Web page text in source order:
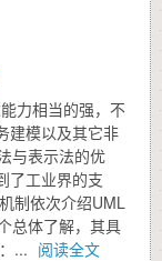
力相当的强，不
建模以及其它非
与表示法的优
了工业界的支
制依次介绍UML
总体了解，其具
... 阅读全文